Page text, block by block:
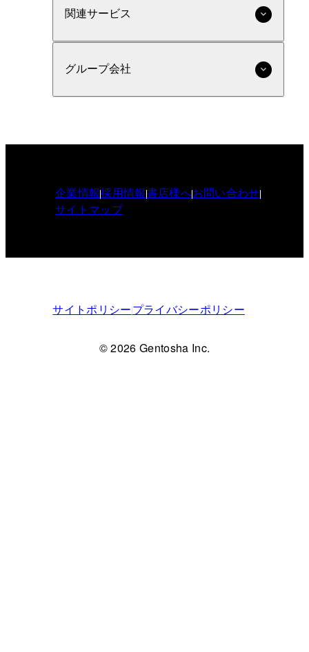
関連サービス
グループ会社
企業情報採用情報書店様へお問い合わせ
サイトマップ
サイトポリシープライバシーポリシー
© 2026 Gentosha Inc.